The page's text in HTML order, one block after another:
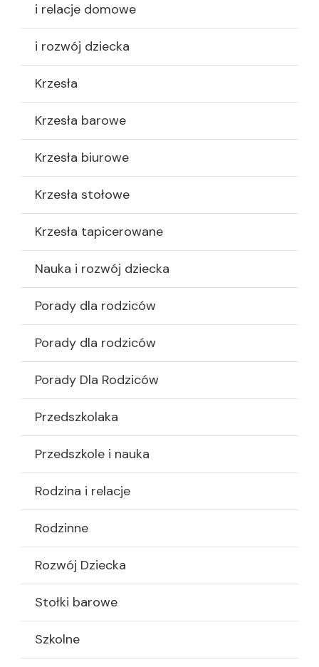
i relacje domowe
i rozwój dziecka
Krzesła
Krzesła barowe
Krzesła biurowe
Krzesła stołowe
Krzesła tapicerowane
Nauka i rozwój dziecka
Porady dla rodziców
Porady dla rodziców
Porady Dla Rodziców
Przedszkolaka
Przedszkole i nauka
Rodzina i relacje
Rodzinne
Rozwój Dziecka
Stołki barowe
Szkolne